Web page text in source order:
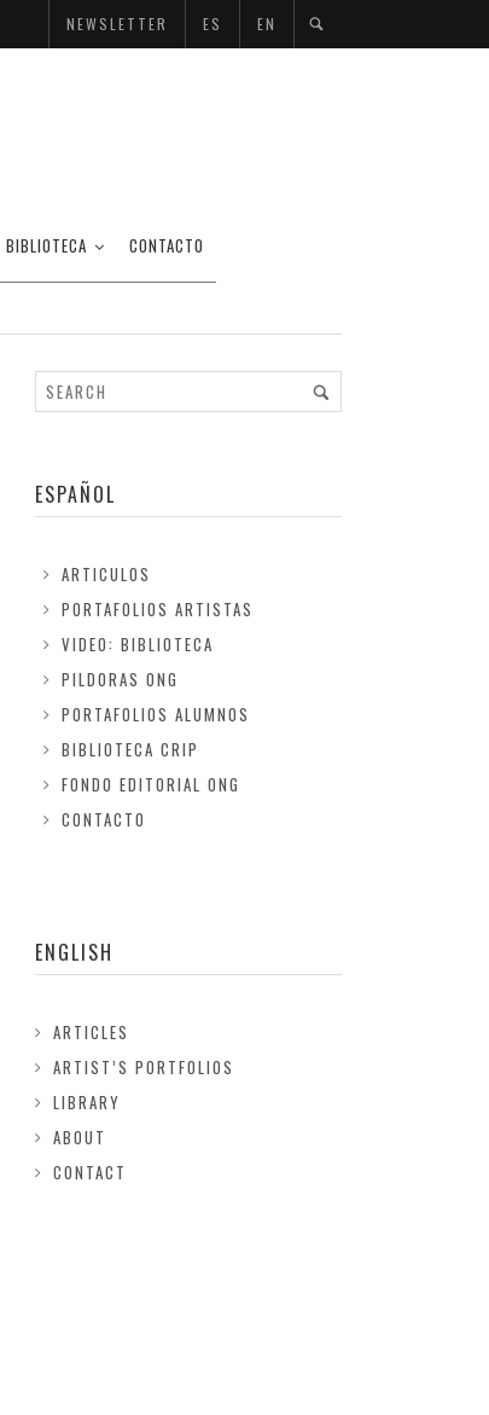
NEWSLETTER ES EN
BIBLIOTECA CONTACTO
ESPAÑOL
ARTICULOS
PORTAFOLIOS ARTISTAS
VIDEO: BIBLIOTECA
PILDORAS ONG
PORTAFOLIOS ALUMNOS
BIBLIOTECA CRIP
FONDO EDITORIAL ONG
CONTACTO
ENGLISH
ARTICLES
ARTIST’S PORTFOLIOS
LIBRARY
ABOUT
CONTACT